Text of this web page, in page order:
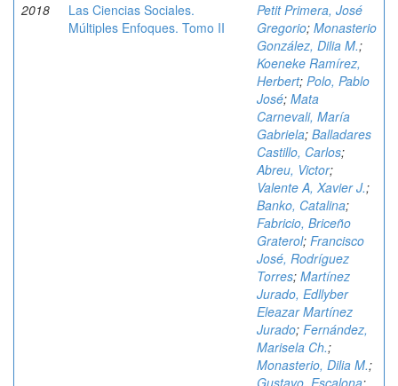
2018
Las Ciencias Sociales.
Múltiples Enfoques. Tomo II
Petit Primera, José
Gregorio; Monasterio
González, Dilia M.;
Koeneke Ramírez,
Herbert; Polo, Pablo
José; Mata
Carnevali, María
Gabriela; Balladares
Castillo, Carlos;
Abreu, Victor;
Valente A, Xavier J.;
Banko, Catalina;
Fabricio, Briceño
Graterol; Francisco
José, Rodríguez
Torres; Martínez
Jurado, Edllyber
Eleazar Martínez
Jurado; Fernández,
Marisela Ch.;
Monasterio, Dilia M.;
Gustavo, Escalona;